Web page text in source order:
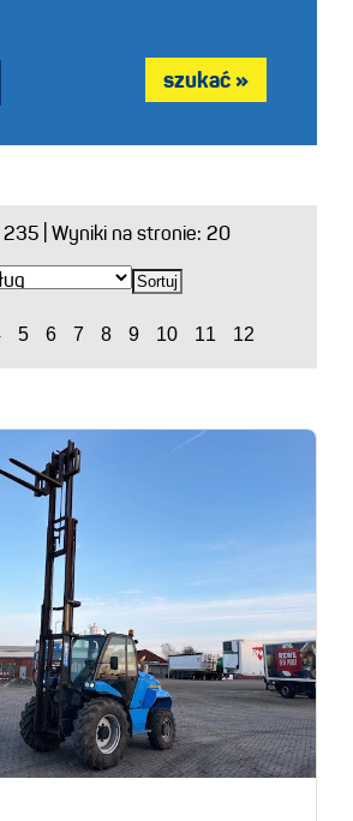
235| Wyniki na stronie: 20